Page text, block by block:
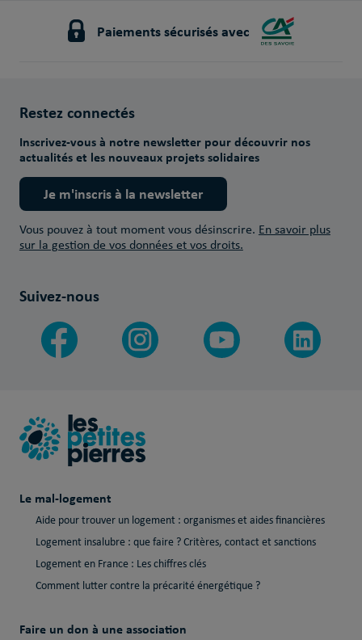
Paiements sécurisés avec
Restez connectés
Inscrivez-vous à notre newsletter pour découvrir nos
actualités et les nouveaux projets solidaires
Je m'inscris à la newsletter
Vous pouvez à tout moment vous désinscrire. En savoir plus
sur la gestion de vos données et vos droits.
Suivez-nous
Le mal-logement
Aide pour trouver un logement : organismes et aides financières
Logement insalubre : que faire ? Critères, contact et sanctions
Logement en France : Les chiffres clés
Comment lutter contre la précarité énergétique ?
Faire un don à une association